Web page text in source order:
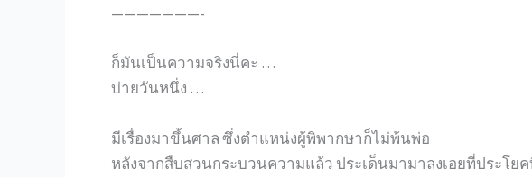
———————-
ก็มันเป็นความจริงนี่คะ …
บ่ายวันหนึ่ง …
มีเรื่องมาขึ้นศาล ซึ่งตำแหน่งผู้พิพากษาก็ไม่พ้นพ่อ
หลังจากสืบสวนกระบวนความแล้ว ประเด็นมามาลงเอยที่ประโย